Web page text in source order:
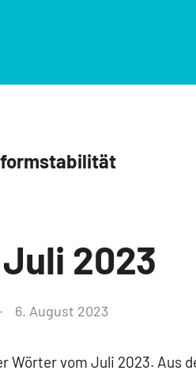
2023
6. August 2023
Wörter vom Juli 2023. Aus